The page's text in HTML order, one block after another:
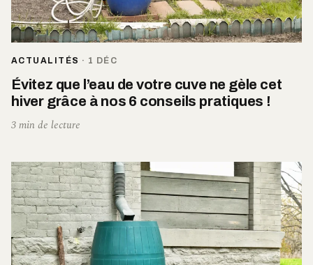
ACTUALITÉS · 1 DÉC
Évitez que l’eau de votre cuve ne gèle cet
hiver grâce à nos 6 conseils pratiques !
3 min de lecture